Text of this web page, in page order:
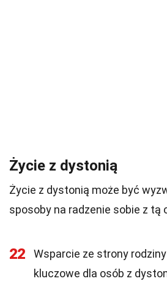
Życie z dystonią
Życie z dystonią może być
sposoby na radzenie sobie z tą
22
Wsparcie ze strony
kluczowe dla osób z